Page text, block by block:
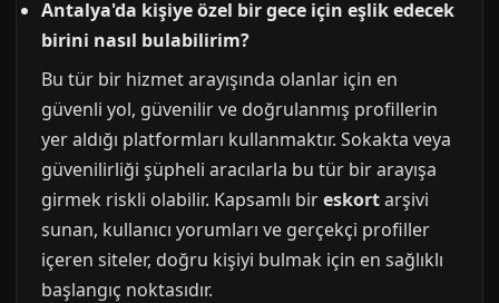
Antalya'da kişiye özel bir gece için eşlik edecek
birini nasıl bulabilirim?
Bu tür bir hizmet arayışında olanlar için en
güvenli yol, güvenilir ve doğrulanmış profillerin
yer aldığı platformları kullanmaktır. Sokakta veya
güvenilirliği şüpheli aracılarla bu tür bir arayışa
girmek riskli olabilir. Kapsamlı bireskortarşivi
sunan, kullanıcı yorumları ve gerçekçi profiller
içeren siteler, doğru kişiyi bulmak için en sağlıklı
başlangıç noktasıdır.